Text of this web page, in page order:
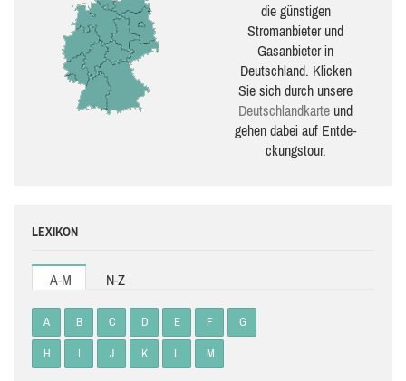
die güns­ti­gen
Stromanbieter und
Gasanbieter in
Deutschland. Klicken
Sie sich durch unsere
Deutsch­land­karte und
gehen dabei auf Ent­de­
ckungs­tour.
LEXIKON
A-M N-Z
A B C D E F G
H I J K L M